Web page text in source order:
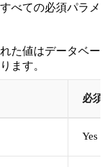
べての必須パラメ
た値はデータベー
ます。
必須
Yes